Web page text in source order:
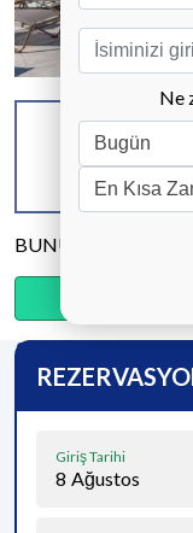
KAPASİTE
8 KİŞİ
BUNU PAYLAŞ
Giriş Tarihi
8 Ağustos
Ne